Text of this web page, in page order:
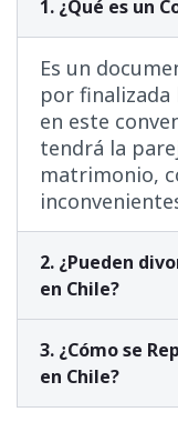
1. ¿Qué es un
Es un
por
en este
tendrá la
matrimonio,
2. ¿Pueden
en Chile?
3. ¿Cómo se
en Chile?